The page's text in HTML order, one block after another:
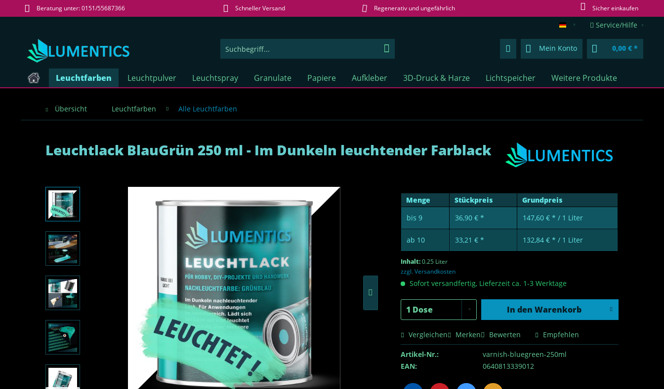
Beratung unter: 0151/55687366 Schneller Versand Regenerativ und ungefährlich Sicher einkaufen
lumentics.de (DE)
Service/Hilfe
Mein Konto 0,00 € *
Leuchtfarben Leuchtpulver Leuchtspray Granulate Papiere Aufkleber 3D-Druck & Harze Lichtspeicher Weitere Produkte
Übersicht Leuchtfarben Alle Leuchtfarben
Leuchtlack BlauGrün 250 ml - Im Dunkeln leuchtender Farblack
Menge Stückpreis
Grundpreis
bis9 36,90 € * 147,60 € * / 1 Liter
ab 10 33,21 € * 132,84 € * / 1 Liter
Inhalt:0.25 Liter
zzgl. Versandkosten
Sofort versandfertig, Lieferzeit ca. 1-3 Werktage
In den Warenkorb
Vergleichen Merken Bewerten Empfehlen
Artikel-Nr.:
varnish-bluegreen-250ml
EAN:
0640813339012